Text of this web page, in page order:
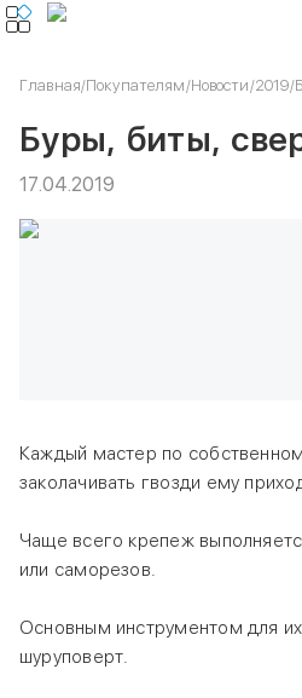
Главная/Покупателям/Новости/2019/
Буры, биты,
17.04.2019
Каждый мастер по
заколачивать гвозди ему
Чаще всего крепеж
или саморезов.
Основным инструментом для их
шуруповерт.